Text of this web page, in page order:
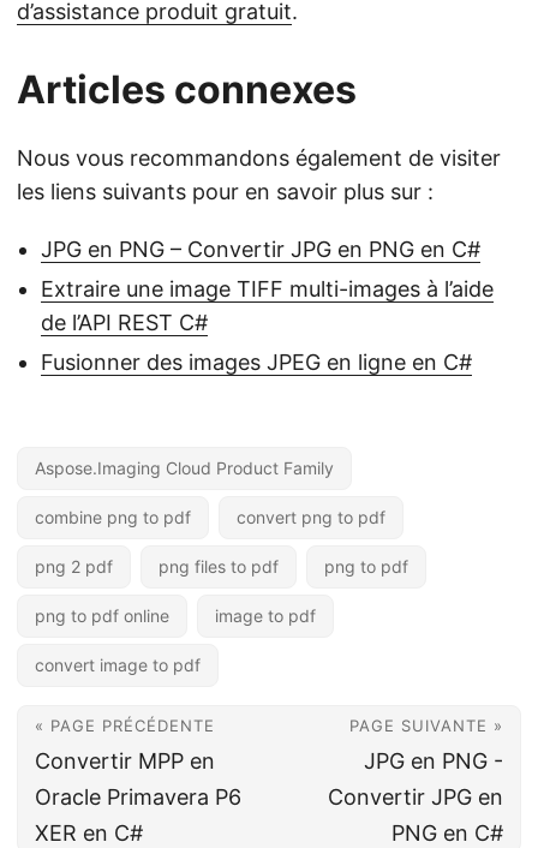
d’assistance produit gratuit.
Articles connexes
Nous vous recommandons également de visiter
les liens suivants pour en savoir plus sur :
JPG en PNG – Convertir JPG en PNG en C#
Extraire une image TIFF multi-images à l’aide
de l’API REST C#
Fusionner des images JPEG en ligne en C#
Aspose.Imaging Cloud Product Family
combine png to pdf convert png to pdf
png 2 pdf png files to pdf png to pdf
png to pdf online image to pdf
convert image to pdf
« PAGE PRÉCÉDENTE
Convertir MPP en
Oracle Primavera P6
XER en C#
PAGE SUIVANTE »
JPG en PNG -
Convertir JPG en
PNG en C#